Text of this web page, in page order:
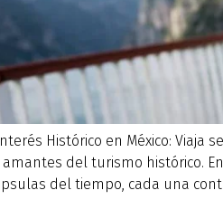
Histórico en México: Viaja
del turismo histórico.
del tiempo, cada una